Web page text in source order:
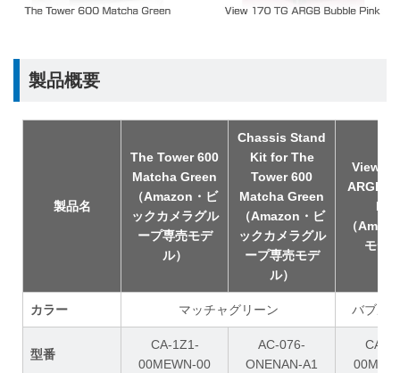
製品概要
製品名
The Tower 600
Matcha Green
（Amazon・ビ
ックカメラグル
ープ専売モデ
ル）
Chassis Stand
Kit for The
Tower 600
Matcha Green
（Amazon・ビ
ックカメラグル
ープ専売モデ
ル）
View
ARGB
（
モデ
カラー マッチャグリーン バブル
型番
CA-1Z1-
00MEWN-00
AC-076-
ONENAN-A1
CA-